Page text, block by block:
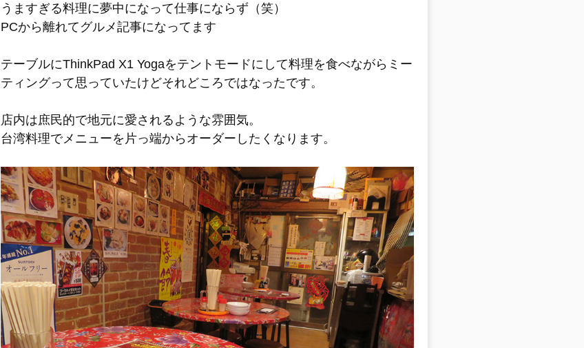
うますぎる料理に夢中になって仕事にならず（笑）
PCから離れてグルメ記事になってます
テーブルにThinkPad X1 Yogaをテントモードにして料理を食べながらミー
ティングって思っていたけどそれどころではなったです。
店内は庶民的で地元に愛されるような雰囲気。
台湾料理でメニューを片っ端からオーダーしたくなります。